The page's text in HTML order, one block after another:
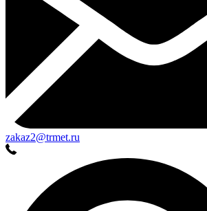
zakaz2@trmet.ru